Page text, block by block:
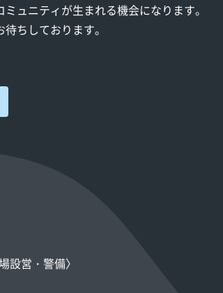
ュニティが生まれる機会になります。
ちしております。
設営・警備〉